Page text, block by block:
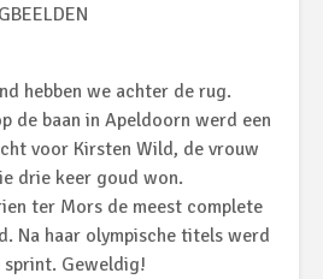
hebben we achter de rug.
de baan in Apeldoorn werd een
voor Kirsten Wild, de vrouw
drie keer goud won.
ter Mors de meest complete
Na haar olympische titels werd
Geweldig!